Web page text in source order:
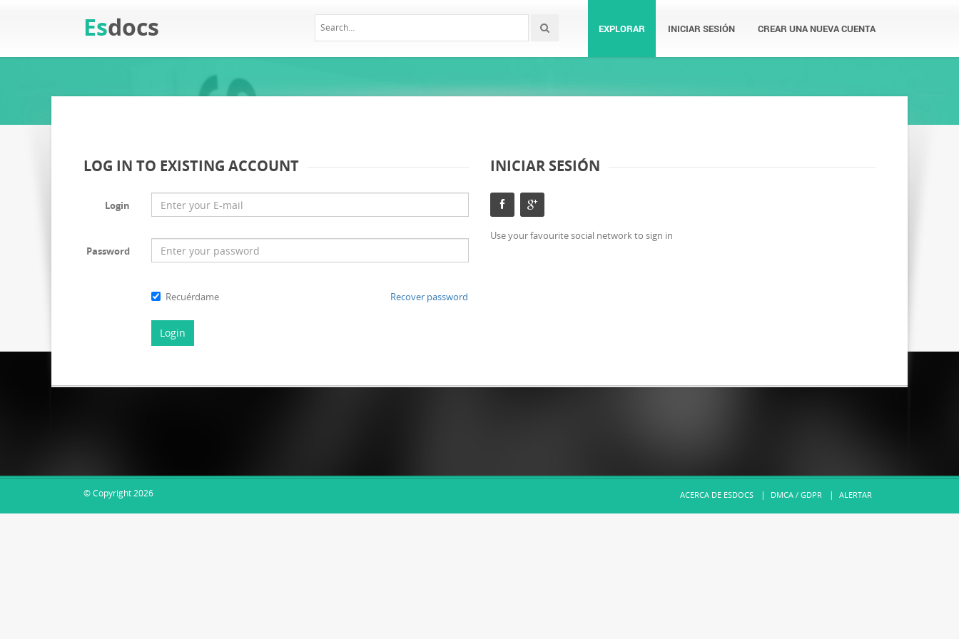
Esdocs EXPLORAR INICIAR SESIÓN CREAR UNA NUEVA CUENTA
LOG IN TO EXISTING ACCOUNT
Login
Password
Recuérdame Recover password
Login
INICIAR SESIÓN
Use your favourite social network to sign in
© Copyright 2026 ACERCA DE ESDOCS DMCA / GDPR ALERTAR